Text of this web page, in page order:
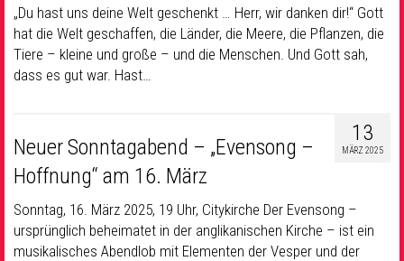
Sakramente & Feste
Gemeinschaft & Soziales
Seelsorge & Kontakt
„Du hast uns deine Welt geschenkt … Herr, wir danken dir!“ Gott
hat die Welt geschaffen, die Länder, die Meere, die Pflanzen, die
Tiere – kleine und große – und die Menschen. Und Gott sah,
dass es gut war. Hast…
13
MÄRZ 2025
Neuer Sonntagabend – „Evensong –
Hoffnung“ am 16. März
Sonntag, 16. März 2025, 19 Uhr, Citykirche Der Evensong –
ursprünglich beheimatet in der anglikanischen Kirche – ist ein
musikalisches Abendlob mit Elementen der Vesper und der